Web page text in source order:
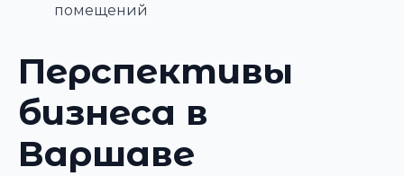
помещений
Перспективы
бизнеса в
Варшаве